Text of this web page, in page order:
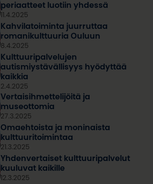
periaatteet luotiin yhdessä
11.4.2025
Kahvilatoiminta juurruttaa
romanikulttuuria Ouluun
8.4.2025
Kulttuuripalvelujen
autismiystävällisyys hyödyttää
kaikkia
2.4.2025
Vertaisihmettelijöitä ja
museottomia
27.3.2025
Omaehtoista ja moninaista
kulttuuritoimintaa
21.3.2025
Yhdenvertaiset kulttuuripalvelut
kuuluvat kaikille
12.3.2025